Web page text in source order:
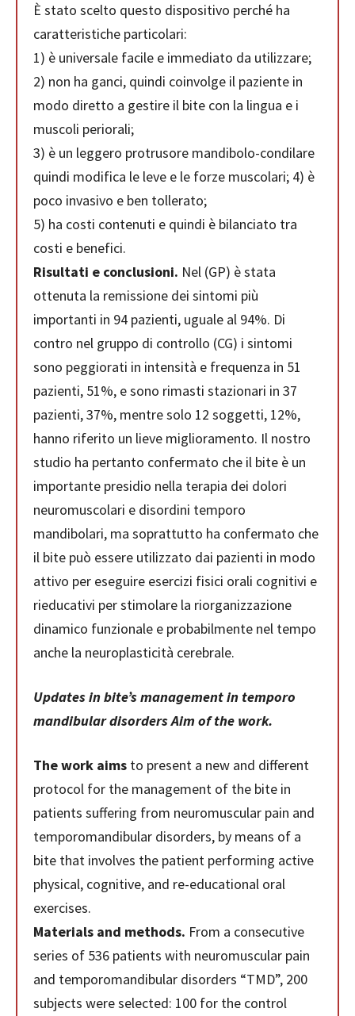
È stato scelto questo dispositivo perché ha
caratteristiche particolari:
1) è universale facile e immediato da utilizzare;
2) non ha ganci, quindi coinvolge il paziente in
modo diretto a gestire il bite con la lingua e i
muscoli periorali;
3) è un leggero protrusore mandibolo-condilare
quindi modifica le leve e le forze muscolari; 4) è
poco invasivo e ben tollerato;
5) ha costi contenuti e quindi è bilanciato tra
costi e benefici.
Risultati e conclusioni. Nel (GP) è stata
ottenuta la remissione dei sintomi più
importanti in 94 pazienti, uguale al 94%. Di
contro nel gruppo di controllo (CG) i sintomi
sono peggiorati in intensità e frequenza in 51
pazienti, 51%, e sono rimasti stazionari in 37
pazienti, 37%, mentre solo 12 soggetti, 12%,
hanno riferito un lieve miglioramento. Il nostro
studio ha pertanto confermato che il bite è un
importante presidio nella terapia dei dolori
neuromuscolari e disordini temporo
mandibolari, ma soprattutto ha confermato che
il bite può essere utilizzato dai pazienti in modo
attivo per eseguire esercizi fisici orali cognitivi e
rieducativi per stimolare la riorganizzazione
dinamico funzionale e probabilmente nel tempo
anche la neuroplasticità cerebrale.
Updates in bite’s management in temporo
mandibular disorders Aim of the work.
The work aims to present a new and different
protocol for the management of the bite in
patients suffering from neuromuscular pain and
temporomandibular disorders, by means of a
bite that involves the patient performing active
physical, cognitive, and re-educational oral
exercises.
Materials and methods. From a consecutive
series of 536 patients with neuromuscular pain
and temporomandibular disorders “TMD”, 200
subjects were selected: 100 for the control